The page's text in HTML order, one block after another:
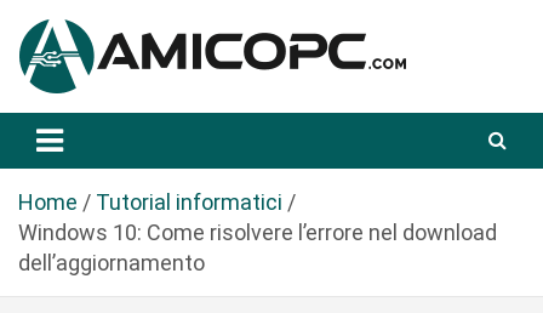
a
Amicopc.com
Home
Tutorial informatici
Windows 10: Come risolvere l’errore nel download
dell’aggiornamento